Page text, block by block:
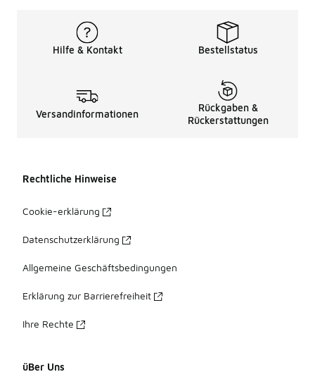
Hilfe & Kontakt Bestellstatus
Versandinformationen
Rückgaben &
Rückerstattungen
Rechtliche Hinweise
Cookie-erklärung
Datenschutzerklärung
Allgemeine Geschäftsbedingungen
Erklärung zur Barrierefreiheit
Ihre Rechte
üBer Uns